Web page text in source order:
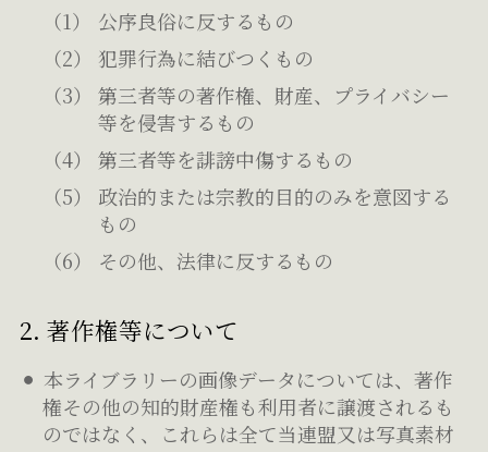
公序良俗に反するもの
犯罪行為に結びつくもの
第三者等の著作権、財産、プライバシー
等を侵害するもの
第三者等を誹謗中傷するもの
政治的または宗教的目的のみを意図する
もの
その他、法律に反するもの
2. 著作権等について
本ライブラリーの画像データについては、著作
権その他の知的財産権も利用者に譲渡されるも
のではなく、これらは全て当連盟又は写真素材